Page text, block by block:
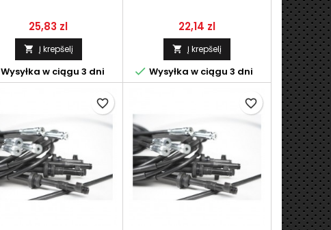
Kaina
25,83 zl
 Į krepšelį
Wysyłka w ciągu 3 dni
Kaina
22,14 zl
 Į krepšelį
 Wysyłka w ciągu 3 dni
favorite_border favorite_border